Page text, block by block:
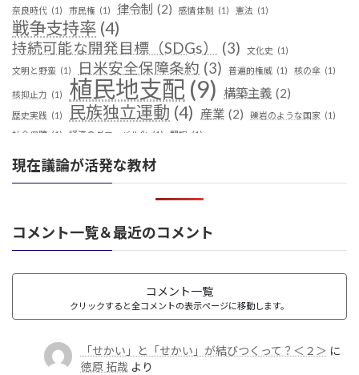
奈良時代 (1) 市民権 (1) 律令制 (2) 感情体制 (1) 憲法 (1)
戦争支持率 (4)
持続可能な開発目標（SDGs） (3) 文化史 (1)
文明と野蛮 (1) 日米安全保障条約 (3) 普遍的権威 (1) 核の傘 (1)
核抑止力 (1) 植民地支配 (9) 構築主義 (2)
歴史実践 (1) 民族独立運動 (4) 産業 (2) 礫岩のような国家 (1)
社会保障 (1) 経済のグローバル化 (1) 翻訳 (1)
革命 (1)
現在議論が活発な教材
コメント一覧＆最近のコメント
コメント一覧
クリックすると全コメントの表示ページに移動します。
「せかい」と「せかい」が結びつくって？＜２＞ に
徳原 拓哉 より